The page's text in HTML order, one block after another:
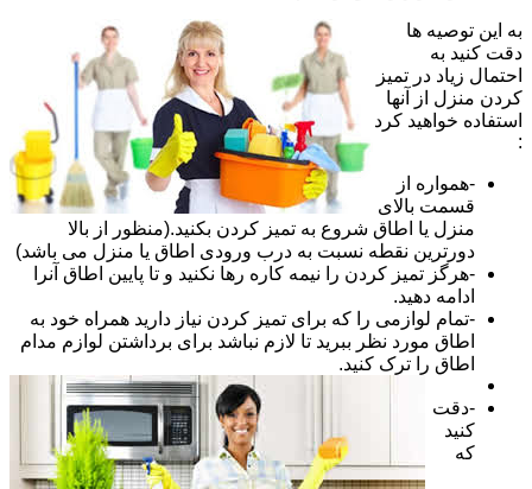
به این توصیه ها
دقت کنید به
احتمال زیاد در تمیز
کردن منزل از آنها
استفاده خواهید کرد
:
-همواره از
قسمت بالای
منزل یا اطاق شروع به تمیز کردن بکنید.(منظور از بالا
دورترین نقطه نسبت به درب ورودی اطاق یا منزل می باشد)
-هرگز تمیز کردن را نیمه کاره رها نکنید و تا پایین اطاق آنرا
ادامه دهید.
-تمام لوازمی را که برای تمیز کردن نیاز دارید همراه خود به
اطاق مورد نظر ببرید تا لازم نباشد برای برداشتن لوازم مدام
اطاق را ترک کنید.
-دقت
کنید
که